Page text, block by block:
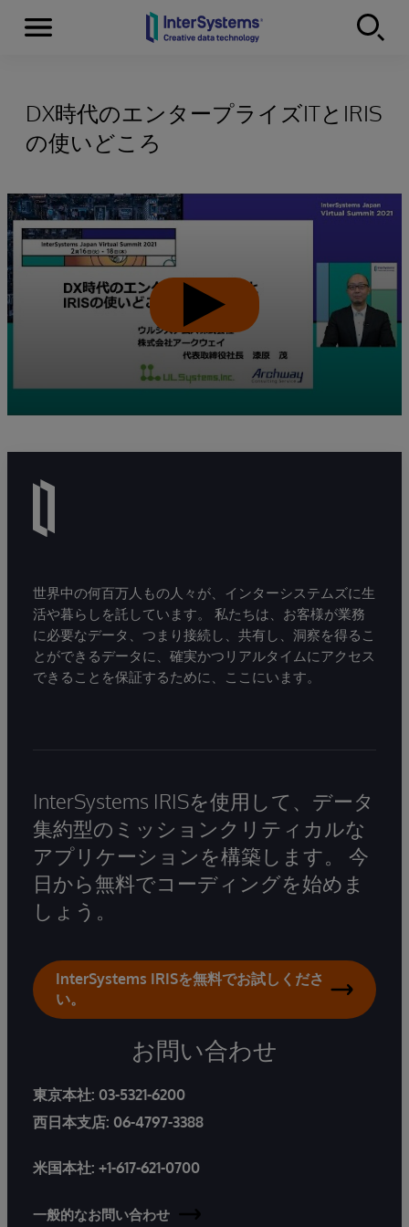
Skip to content
Menu
DX時代のエンタープライズITとIRIS
の使いどころ
世界中の何百万人もの人々が、インターシステムズに生
活や暮らしを託しています。 私たちは、お客様が業務
に必要なデータ、つまり接続し、共有し、洞察を得るこ
とができるデータに、確実かつリアルタイムにアクセス
できることを保証するために、ここにいます。
InterSystems IRISを使用して、データ
集約型のミッションクリティカルな
アプリケーションを構築します。 今
日から無料でコーディングを始めま
しょう。
InterSystems IRISを無料でお試しくださ
い。
お問い合わせ
東京本社: 03-5321-6200
西日本支店: 06-4797-3388
米国本社: +1-617-621-0700
一般的なお問い合わせ